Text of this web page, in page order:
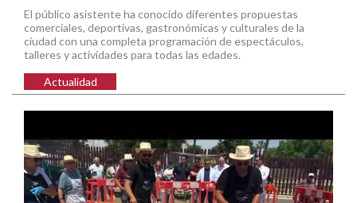
El público asistente ha conocido diferentes propuestas
comerciales, deportivas, gastronómicas y culturales de la
ciudad con una completa programación de espectáculos,
talleres y actividades para todas las edades.
Actualidad